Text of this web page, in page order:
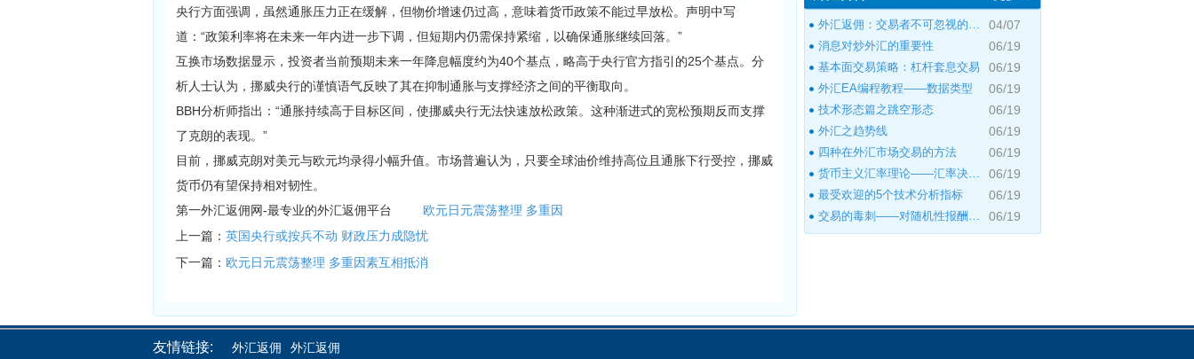
央行方面强调，虽然通胀压力正在缓解，但物价增速仍过高，意味着货币政策不能过早放松。声明中写
道：“政策利率将在未来一年内进一步下调，但短期内仍需保持紧缩，以确保通胀继续回落。”
互换市场数据显示，投资者当前预期未来一年降息幅度约为40个基点 ，略高于央行官方指引的25个基点。分
析人士认为，挪威央行的谨慎语气反映了其在抑制通胀与支撑经济之间的平衡取向。
BBH分析师指出：“通胀持续高于目标区间，使挪威央行无法快速放松政策。这种渐进式的宽松预期反而支撑
了克朗的表现。”
目前，挪威克朗对美元与欧元均录得小幅升值。市场普遍认为，只要全球油价维持高位且通胀下行受控，挪威
货币仍有望保持相对韧性。
第一外汇返佣网-最专业的外汇返佣平台
欧元日元震荡整理 多重因
上一篇： 英国央行或按兵不动 财政压力成隐忧
下一篇： 欧元日元震荡整理 多重因素互相抵消
外汇返佣：交易者不可忽视的隐藏收益 04/07
消息对炒外汇的重要性 06/19
基本面交易策略：杠杆套息交易 06/19
外汇EA编程教程――数据类型 06/19
技术形态篇之跳空形态 06/19
外汇之趋势线 06/19
四种在外汇市场交易的方法 06/19
货币主义汇率理论――汇率决定理论与经 06/19
最受欢迎的5个技术分析指标 06/19
交易的毒刺——对随机性报酬上瘾 06/19
友情链接: 外汇返佣 外汇返佣